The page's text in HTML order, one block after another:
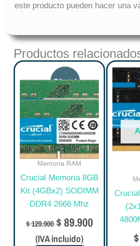
este producto pueden hacer una
Productos
Memoria RAM
Crucial Memoria 8GB
Kit (4GBx2) SODIMM
DDR4 2666 Mhz
$129.900
Original
price
was:
$ 129.900.
$89.900
Current
price
is:
$ 89.900.
(IVA incluido) $